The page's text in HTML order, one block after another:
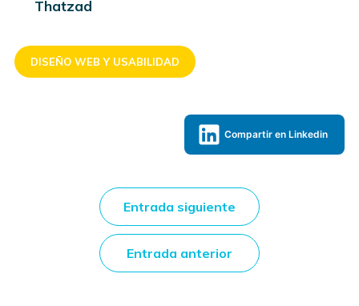
Thatzad
DISEÑO WEB Y USABILIDAD
Compartir en Linkedin
Entrada anterior
Entrada siguiente